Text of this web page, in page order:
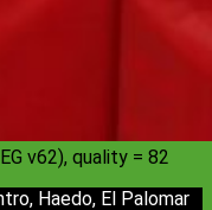
v62), quality = 82
Haedo, El Palomar